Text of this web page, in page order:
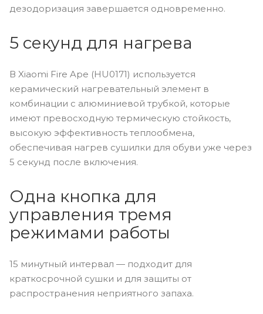
дезодоризация завершается одновременно.
5 секунд для нагрева
В Xiaomi Fire Ape (HU0171) используется
керамический нагревательный элемент в
комбинации с алюминиевой трубкой, которые
имеют превосходную термическую стойкость,
высокую эффективность теплообмена,
обеспечивая нагрев сушилки для обуви уже через
5 секунд после включения.
Одна кнопка для
управления тремя
режимами работы
15 минутный интервал — подходит для
краткосрочной сушки и для защиты от
распространения неприятного запаха.